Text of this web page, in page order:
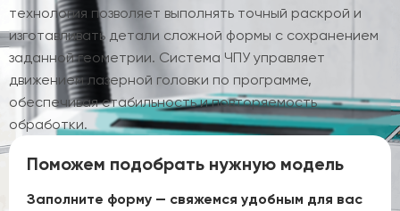
технология позволяет выполнять точный раскрой и
изготавливать детали сложной формы с сохранением
заданной геометрии. Система ЧПУ управляет
движением лазерной головки по программе,
обеспечивая стабильность и повторяемость
обработки.
Поможем подобрать нужную модель
Заполните форму — свяжемся удобным для вас